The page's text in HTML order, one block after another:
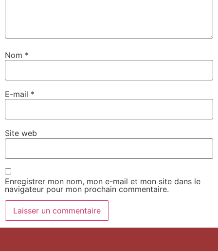
Nom *
E-mail *
Site web
Enregistrer mon nom, mon e-mail et mon site dans le
navigateur pour mon prochain commentaire.